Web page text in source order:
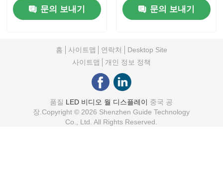
문의 보내기 문의 보내기
홈 사이트맵 연락처
Desktop Site
사이트맵
개인 정보 정책
품질 LED 비디오 월 디스플레이 중국 공
장.Copyright © 2026 Shenzhen Guide Technology
Co., Ltd. All Rights Reserved.